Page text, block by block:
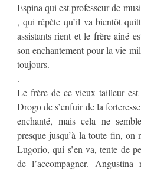
Espina qui est professeur de
, qui répète qu’il va bientôt
assistants rient et le frère aîné
son enchantement pour la vie
toujours.
.
Le frère de ce vieux tailleur
Drogo de s’enfuir de la
enchanté, mais cela ne
presque jusqu’à la toute fin, on
Lugorio, qui s’en va, tente de
de l’accompagner. Angustina